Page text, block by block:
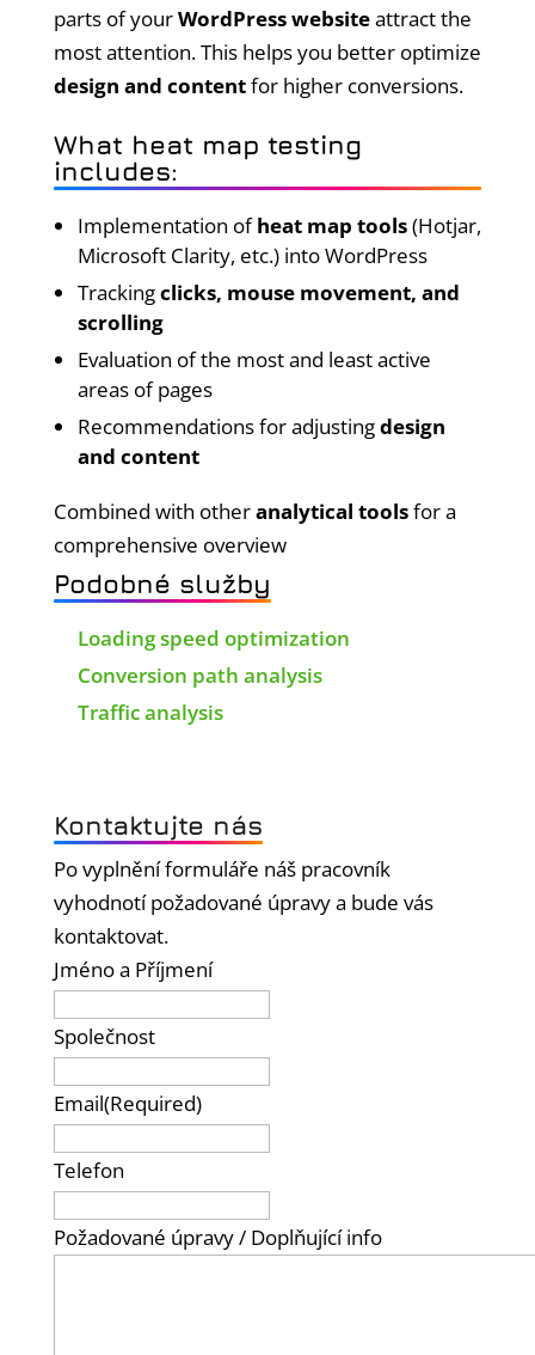
parts of yourWordPress websiteattract the
most attention. This helps you better optimize
design and contentfor higher conversions.
What heat map testing
includes:
Implementation ofheat map tools(Hotjar,
Microsoft Clarity, etc.) into WordPress
Trackingclicks, mouse movement, and
scrolling
Evaluation of the most and least active
areas of pages
Recommendations for adjustingdesign
and content
Combined with otheranalytical toolsfor a
comprehensive overview
Podobné služby
Loading speed optimization
Conversion path analysis
Traffic analysis
Kontaktujte nás
Po vyplnění formuláře náš pracovník
vyhodnotí požadované úpravy a bude vás
kontaktovat.
Jméno a Příjmení
Společnost
Email(Required)
Telefon
Požadované úpravy / Doplňující info